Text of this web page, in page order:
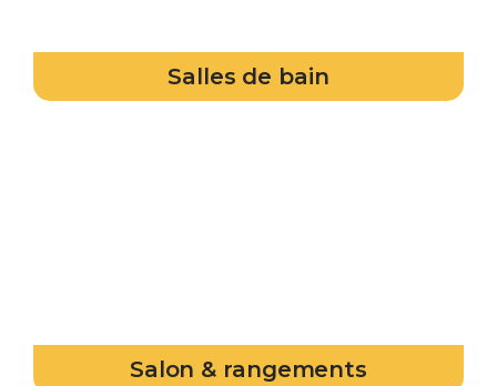
Salles de bain
Salon & rangements